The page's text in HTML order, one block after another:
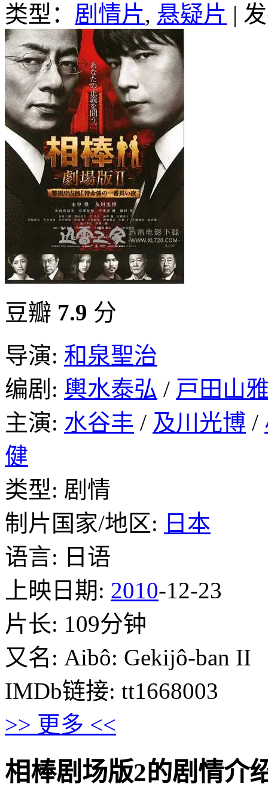
类型： 剧情片, 悬疑片 |
豆瓣 7.9 分
导演: 和泉聖治
编剧: 輿水泰弘 / 戸田山
主演: 水谷丰 / 及川光博 /
健
类型: 剧情
制片国家/地区: 日本
语言: 日语
上映日期: 2010-12-23
片长: 109分钟
又名: Aibô: Gekijô-ban II
IMDb链接: tt1668003
>> 更多 <<
相棒剧场版2的剧情介绍